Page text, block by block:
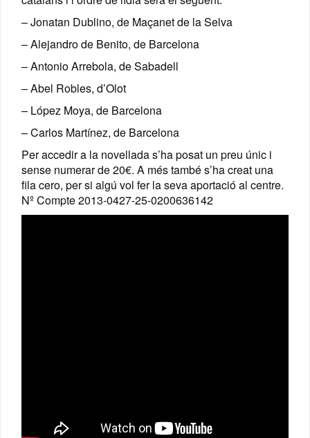
– Jonatan Dublino, de Maçanet de la Selva
– Alejandro de Benito, de Barcelona
– Antonio Arrebola, de Sabadell
– Abel Robles, d’Olot
– López Moya, de Barcelona
– Carlos Martínez, de Barcelona
Per accedir a la novellada s’ha posat un preu únic i
sense numerar de 20€. A més també s’ha creat una
fila cero, per si algú vol fer la seva aportació al centre.
Nº Compte 2013-0427-25-0200636142